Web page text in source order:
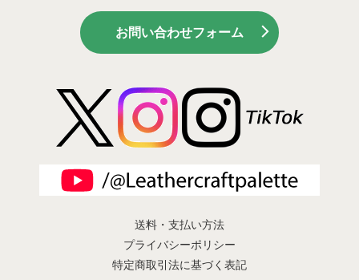
お問い合わせフォーム
送料・支払い方法
プライバシーポリシー
特定商取引法に基づく表記